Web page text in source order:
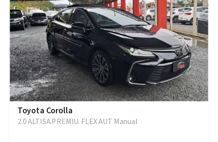
Toyota Corolla
2.0 ALTISA.PREMIU. FLEX AUT Manual